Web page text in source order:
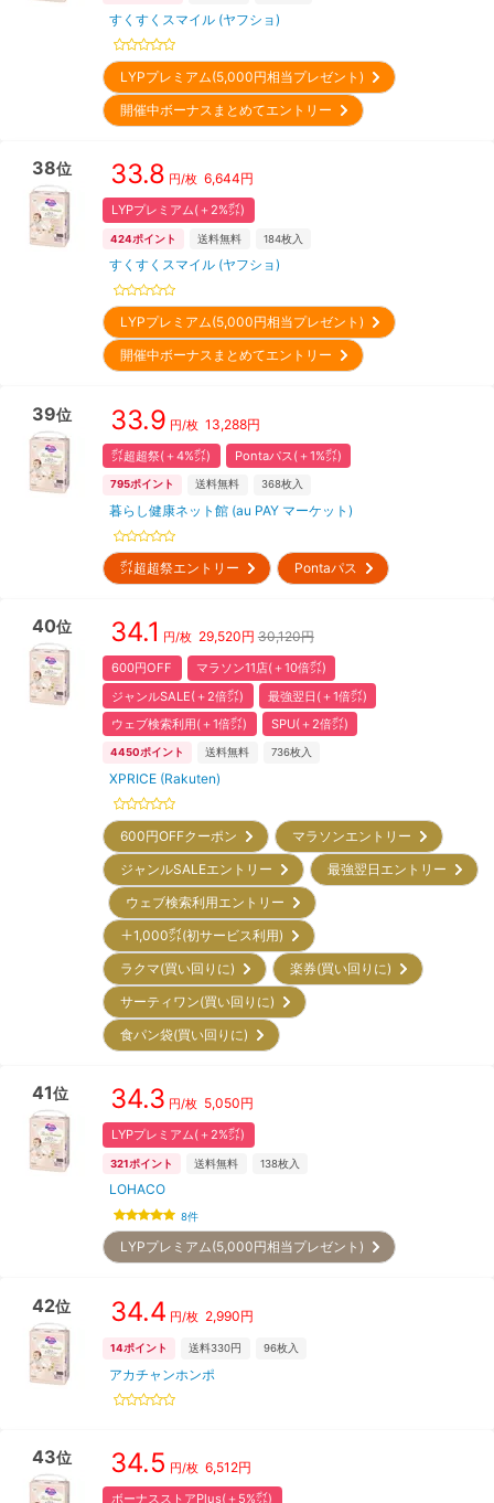
すくすくスマイル (ヤフショ)
LYPプレミアム(5,000円相当プレゼント)
開催中ボーナスまとめてエントリー
38位 33.8 円/枚 6,644円
LYPプレミアム(＋2%㌽)
424ポイント 送料無料 184枚入
すくすくスマイル (ヤフショ)
LYPプレミアム(5,000円相当プレゼント)
開催中ボーナスまとめてエントリー
39位 33.9 円/枚 13,288円
㌽超超祭(＋4%㌽) Pontaパス(＋1%㌽)
795ポイント 送料無料 368枚入
暮らし健康ネット館 (au PAY マーケット)
㌽超超祭エントリー Pontaパス
40位 34.1 円/枚 29,520円 30,120円
600円OFF
マラソン11店(＋10倍㌽)
ジャンルSALE(＋2倍㌽)
最強翌日(＋1倍㌽)
ウェブ検索利用(＋1倍㌽)
SPU(＋2倍㌽)
4450ポイント 送料無料 736枚入
XPRICE (Rakuten)
600円OFFクーポン
マラソンエントリー
ジャンルSALEエントリー
最強翌日エントリー
ウェブ検索利用エントリー
＋1,000㌽(初サービス利用)
ラクマ(買い回りに)
楽券(買い回りに)
サーティワン(買い回りに)
食パン袋(買い回りに)
41位 34.3 円/枚 5,050円
LYPプレミアム(＋2%㌽)
321ポイント 送料無料 138枚入
LOHACO
8件
LYPプレミアム(5,000円相当プレゼント)
42位 34.4 円/枚 2,990円
14ポイント 送料330円 96枚入
アカチャンホンポ
43位 34.5 円/枚 6,512円
ボーナスストアPlus(＋5%㌽)